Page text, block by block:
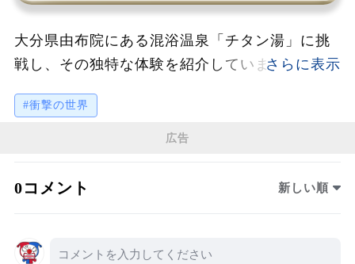
大分県由布院にある混浴温泉「チタン湯」に挑
戦し、その独特な体験を紹介しています。観光
ルールや脱衣場の仕切りがない環境の中、全国
でも難易度の高い混浴温泉として注目されてい
ベになる効果があり、温泉好きには嬉しい特長
しめます。また、実際の挑戦シーンや温泉に関
#衝撃の世界
広告
0コメント 新しい順